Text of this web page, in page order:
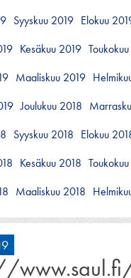
Syyskuu 2019 Elokuu
Kesäkuu 2019
Maaliskuu 2019
Joulukuu 2018
Syyskuu 2018 Elokuu
Kesäkuu 2018
Maaliskuu 2018